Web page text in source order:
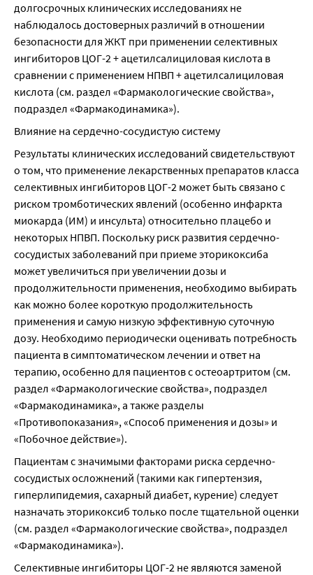
долгосрочных клинических исследованиях не
наблюдалось достоверных различий в отношении
безопасности для ЖКТ при применении селективных
ингибиторов ЦОГ-2 + ацетилсалициловая кислота в
сравнении с применением НПВП + ацетилсалициловая
кислота (см. раздел «Фармакологические свойства»,
подраздел «Фармакодинамика»).
Влияние на сердечно-сосудистую систему
Результаты клинических исследований свидетельствуют
о том, что применение лекарственных препаратов класса
селективных ингибиторов ЦОГ-2 может быть связано с
риском тромботических явлений (особенно инфаркта
миокарда (ИМ) и инсульта) относительно плацебо и
некоторых НПВП. Поскольку риск развития сердечно-
сосудистых заболеваний при приеме эторикоксиба
может увеличиться при увеличении дозы и
продолжительности применения, необходимо выбирать
как можно более короткую продолжительность
применения и самую низкую эффективную суточную
дозу. Необходимо периодически оценивать потребность
пациента в симптоматическом лечении и ответ на
терапию, особенно для пациентов с остеоартритом (см.
раздел «Фармакологические свойства», подраздел
«Фармакодинамика», а также разделы
«Противопоказания», «Способ применения и дозы» и
«Побочное действие»).
Пациентам с значимыми факторами риска сердечно-
сосудистых осложнений (такими как гипертензия,
гиперлипидемия, сахарный диабет, курение) следует
назначать эторикоксиб только после тщательной оценки
(см. раздел «Фармакологические свойства», подраздел
«Фармакодинамика»).
Селективные ингибиторы ЦОГ-2 не являются заменой